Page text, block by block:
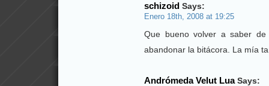
schizoid Says:
Enero 18th, 2008 at 19:25
Que bueno volver a saber
abandonar la bitácora. La mía
Andrómeda Velut LuaSays: